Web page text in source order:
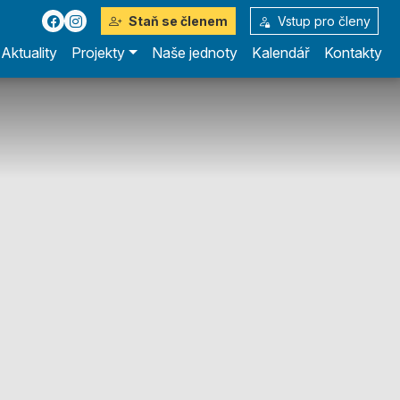
Staň se členem Vstup pro členy
Aktuality Projekty Naše jednoty Kalendář Kontakty